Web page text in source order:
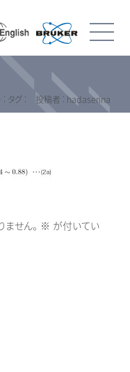
: タグ : 投稿者 : hadaserina
せん。 ※ が付いてい